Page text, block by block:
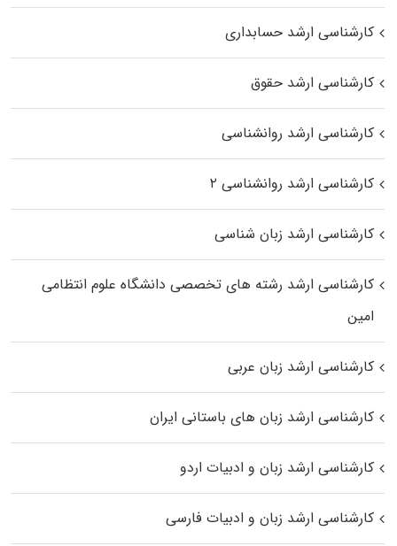
کارشناسی ارشد حسابداری
کارشناسی ارشد حقوق
کارشناسی ارشد روانشناسی
کارشناسی ارشد روانشناسی ۲
کارشناسی ارشد زبان شناسی
کارشناسی ارشد رﺷﺘﻪ ﻫﺎی تخصصی داﻧﺸﮕﺎه ﻋﻠﻮم انتظامی
اﻣﻴﻦ
کارشناسی ارشد زبان عربی
کارشناسی ارشد زبان‌ های باستانی ایران
کارشناسی ارشد زبان و ادبیات اردو
کارشناسی ارشد زبان و ادبیات فارسی